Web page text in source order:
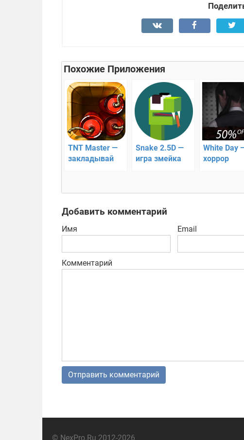
Похожие Приложения
TNT Master —
закладывай
Snake 2.5D —
игра змейка
White Day
хоррор
Добавить комментарий
Имя Email
Комментарий
© NexPro.Ru 2012-2026